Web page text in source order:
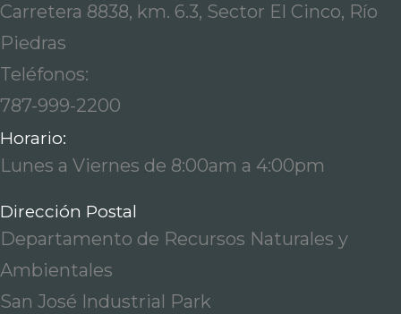
Carretera 8838, km. 6.3, Sector El Cinco, Río
Piedras
Teléfonos:
787-999-2200
Horario:
Lunes a Viernes de 8:00am a 4:00pm
Dirección Postal
Departamento de Recursos Naturales y
Ambientales
San José Industrial Park